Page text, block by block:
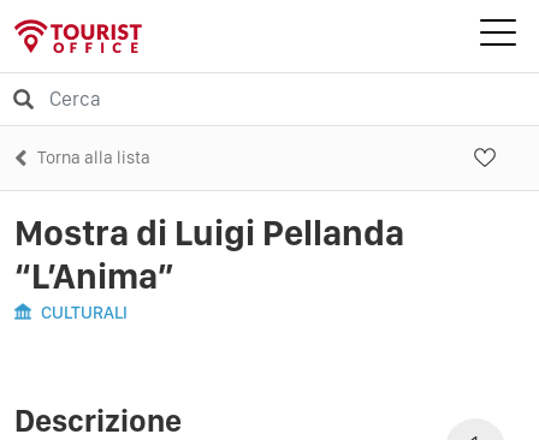
Torna alla lista
Mostra di Luigi Pellanda
“L’Anima”
CULTURALI
Descrizione